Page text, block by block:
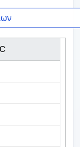
C